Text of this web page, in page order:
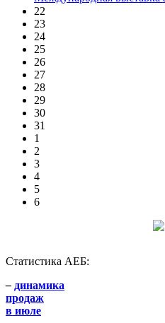
22
23
24
25
26
27
28
29
30
31
1
2
3
4
5
6
Статистика АЕБ:
– динамика
продаж
в июле